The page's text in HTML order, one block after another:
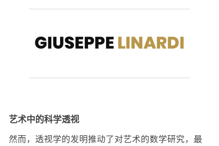
艺术中的科学透视
然而，透视学的发明推动了对艺术的数学研究，最